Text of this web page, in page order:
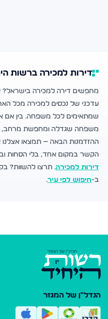
דירות למכירה ברשות
מחפשים דירה למכירה
עדכני של נכסים למכירה מכל
שמתאימים לכל משפחה. בין אם
משפחה שגדלה ומחפשת מרחב,
ההזדמנות הבאה — תמצאו אצלנו
הקשר במקום אחד, בלי הסחות
דירות למכירה. תרצו להשוות?
ב-חיפוש לפי עיר.
הנדל"ן של המגזר